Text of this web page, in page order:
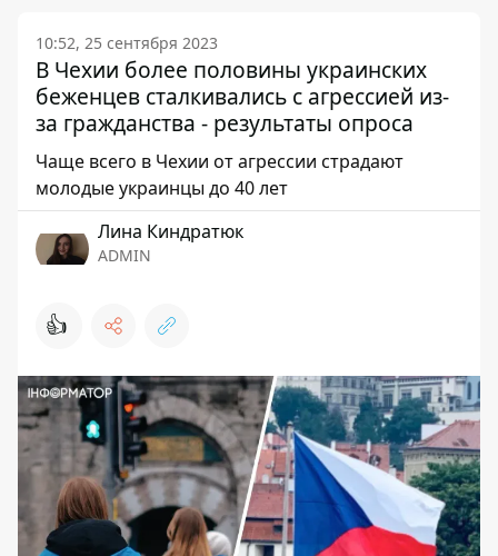
10:52, 25 сентября 2023
В Чехии более половины украинских
беженцев сталкивались с агрессией из-
за гражданства - результаты опроса
Чаще всего в Чехии от агрессии страдают
молодые украинцы до 40 лет
Лина Киндратюк
ADMIN
👍